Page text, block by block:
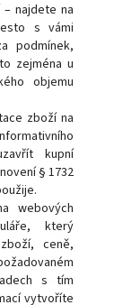
najdete na
s vámi
podmínek,
zejména u
objemu
zboží na
kupní
§ 1732
webových
který
ceně,
s tím
vytvoříte